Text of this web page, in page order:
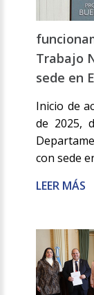
Trabajo
sede en
Inicio de
de 2025,
con sede
LEER MÁS